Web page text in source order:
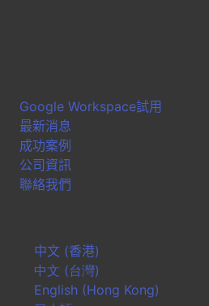
Google Workspace試用
最新消息
成功案例
公司資訊
聯絡我們
中文 (香港)
中文 (台灣)
English (Hong Kong)